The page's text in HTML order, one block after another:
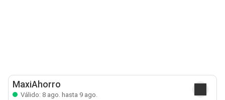
MaxiAhorro
Válido: 8 ago. hasta 9 ago.